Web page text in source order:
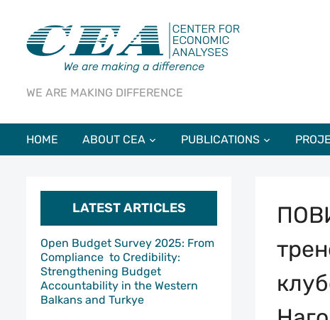
WE ARE MAKING DIFFERENCE
HOME ABOUT CEA PUBLICATIONS
LATEST ARTICLES
Open Budget Survey 2025: From
Compliance to Credibility:
Strengthening Budget
Accountability in the Western
Balkans and Turkye